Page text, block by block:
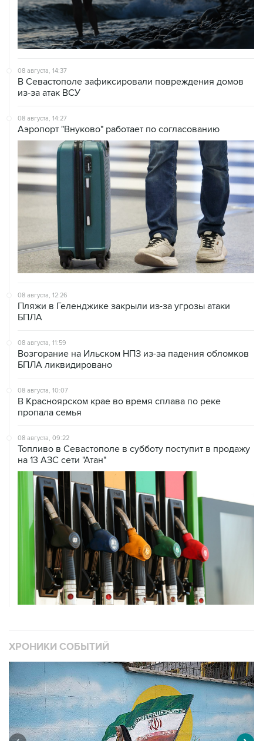
08 августа, 14:37
из-за атак ВСУ
08 августа, 14:27
08 августа, 12:26
БПЛА
08 августа, 11:59
БПЛА ликвидировано
08 августа, 10:07
пропала семья
08 августа, 09:22
на 13 АЗС сети "Атан"
❮ ❯